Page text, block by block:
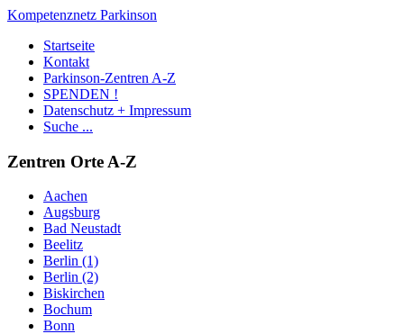
Kompetenznetz Parkinson
Startseite
Kontakt
Parkinson-Zentren A-Z
SPENDEN !
Datenschutz + Impressum
Suche ...
Zentren Orte A-Z
Aachen
Augsburg
Bad Neustadt
Beelitz
Berlin (1)
Berlin (2)
Biskirchen
Bochum
Bonn